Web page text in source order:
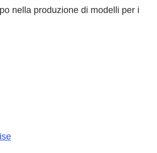
nella produzione di modelli per i